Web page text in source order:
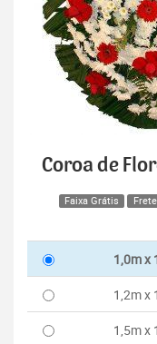
Coroa de
Faixa Grátis
1,0m x
1,2m x
1,5m x